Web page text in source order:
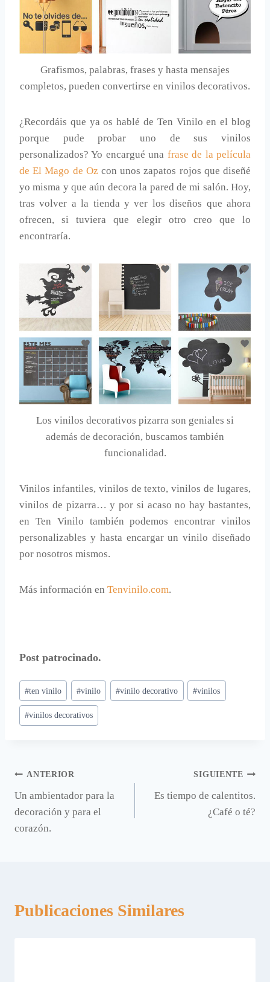
Grafismos, palabras, frases y hasta mensajes
completos, pueden convertirse en vinilos decorativos.
¿Recordáis que ya os hablé de Ten Vinilo en el blog
porque pude probar uno de sus vinilos
personalizados? Yo encargué una frase de la película
de El Mago de Oz con unos zapatos rojos que diseñé
yo misma y que aún decora la pared de mi salón. Hoy,
tras volver a la tienda y ver los diseños que ahora
ofrecen, si tuviera que elegir otro creo que lo
encontraría.
Los vinilos decorativos pizarra son geniales si
además de decoración, buscamos también
funcionalidad.
Vinilos infantiles, vinilos de texto, vinilos de lugares,
vinilos de pizarra… y por si acaso no hay bastantes,
en Ten Vinilo también podemos encontrar vinilos
personalizables y hasta encargar un vinilo diseñado
por nosotros mismos.
Más información en Tenvinilo.com.
Post patrocinado.
Etiquetas
de
la
#ten vinilo #vinilo #vinilo decorativo #vinilos
#vinilos decorativos
Navegación
de
entradas
ANTERIOR
Un ambientador para la
decoración y para el
corazón.
SIGUIENTE
Es tiempo de calentitos.
¿Café o té?
Publicaciones Similares